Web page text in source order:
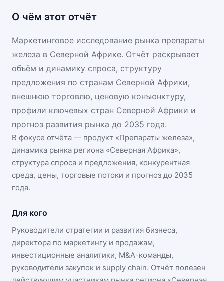
О чём этот отчёт
Маркетинговое исследование рынка препараты
железа в Северной Африке. Отчёт раскрывает
объём и динамику спроса, структуру
предложения по странам Северной Африки,
внешнюю торговлю, ценовую конъюнктуру,
профили ключевых стран Северной Африки и
прогноз развития рынка до 2035 года.
В фокусе отчёта — продукт «Препараты железа»,
динамика рынка региона «Северная Африка»,
структура спроса и предложения, конкурентная
среда, цены, торговые потоки и прогноз до 2035
года.
Для кого
Руководители стратегии и развития бизнеса,
директора по маркетингу и продажам,
инвестиционные аналитики, M&A-команды,
руководители закупок и supply chain. Отчёт полезен